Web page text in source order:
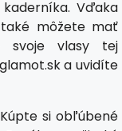
Vďaka
môžete mať
svoje vlasy tej
a uvidíte
si obľúbené